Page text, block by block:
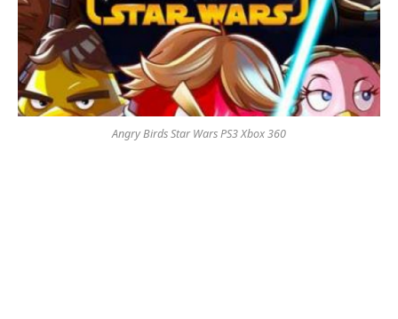
Angry Birds Star Wars PS3 Xbox 360